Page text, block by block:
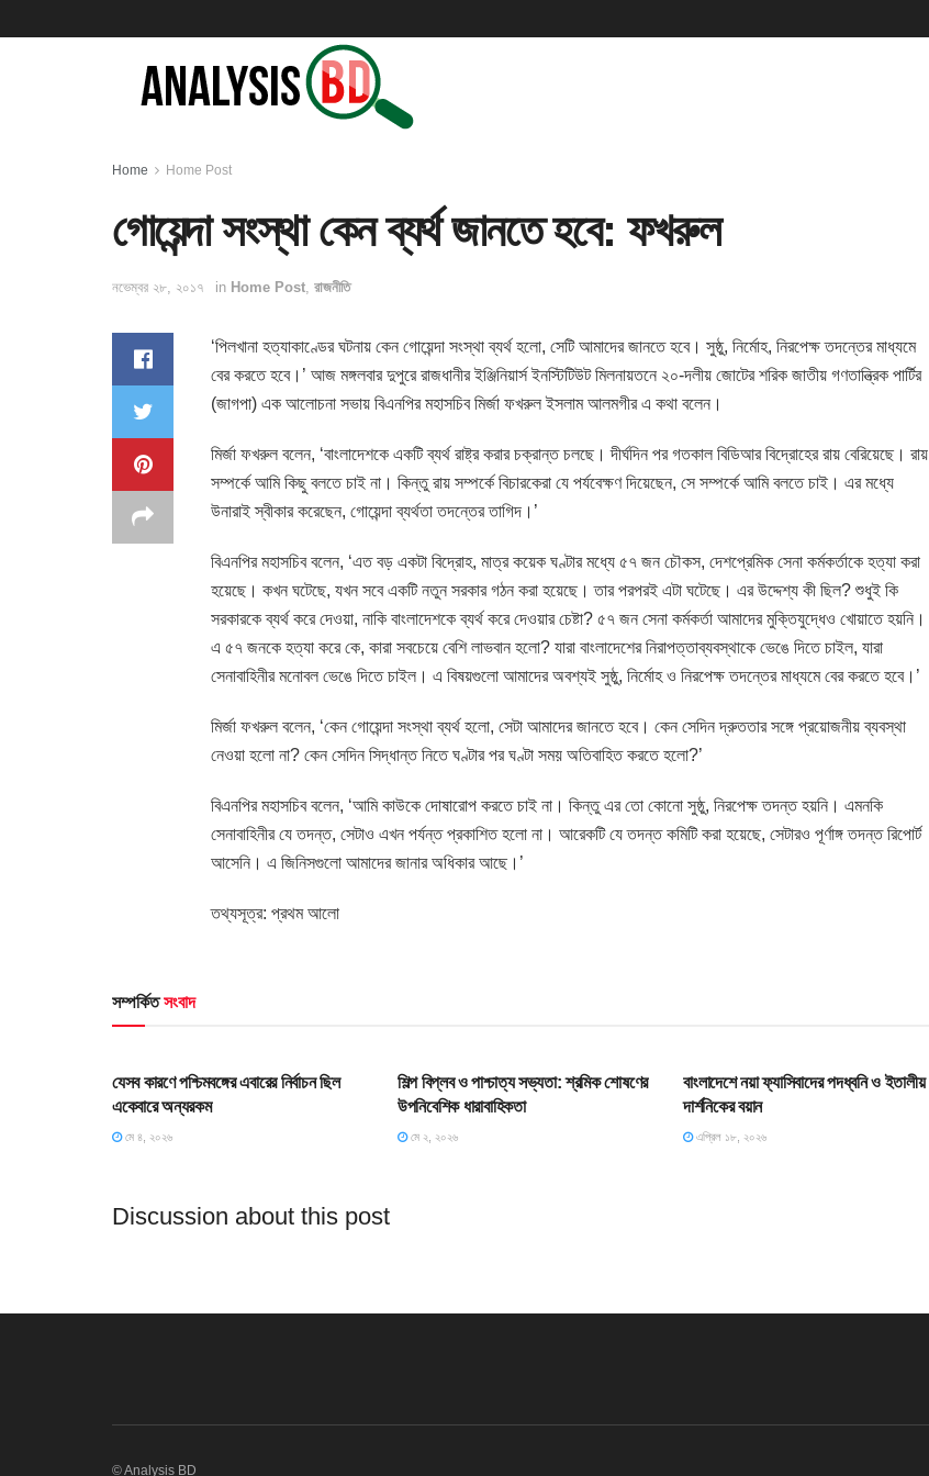
Home Home Post
গোয়েন্দা সংস্থা কেন ব্যর্থ জানতে হবে: ফখরুল
নভেম্বর ২৮, ২০১৭ in Home Post রাজনীতি
‘পিলখানা হত্যাকাণ্ডের ঘটনায় কেন গোয়েন্দা সংস্থা ব্যর্থ হলো, সেটি আমাদের জানতেহবে। সুষ্ঠু, নির্মোহ, নিরপেক্ষ তদন্তের মাধ্যমে
বের করতে হবে।’ আজ মঙ্গলবার দুপুরে রাজধানীর ইঞ্জিনিয়ার্স ইনস্টিটিউট মিলনায়তনে ২০-দলীয় জোটের শরিক জাতীয় গণতান্ত্রিক পার্টির
(জাগপা) এক আলোচনা সভায় বিএনপির মহাসচিব মির্জা ফখরুল ইসলাম আলমগীর এ কথা বলেন।
মির্জা ফখরুল বলেন, ‘বাংলাদেশকে একটি ব্যর্থ রাষ্ট্র করার চক্রান্ত চলছে। দীর্ঘদিন পর গতকাল বিডিআর বিদ্রোহের রায় বেরিয়েছে। রায়
সম্পর্কে আমি কিছু বলতে চাই না। কিন্তু রায় সম্পর্কে বিচারকেরা যে পর্যবেক্ষণ দিয়েছেন, সে সম্পর্কে আমি বলতে চাই। এর মধ্যে
উনারাই স্বীকার করেছেন, গোয়েন্দা ব্যর্থতা তদন্তের তাগিদ।’
বিএনপির মহাসচিব বলেন, ‘এত বড় একটা বিদ্রোহ, মাত্র কয়েক ঘণ্টার মধ্যে ৫৭ জন চৌকস, দেশপ্রেমিক সেনা কর্মকর্তাকে হত্যা করা
হয়েছে। কখন ঘটেছে, যখন সবে একটি নতুন সরকার গঠন করা হয়েছে। তার পরপরই এটা ঘটেছে। এর উদ্দেশ্য কী ছিল? শুধুই কি
সরকারকে ব্যর্থ করে দেওয়া, নাকি বাংলাদেশকে ব্যর্থ করে দেওয়ার চেষ্টা? ৫৭ জন সেনা কর্মকর্তা আমাদের মুক্তিযুদ্ধেও খোয়াতে হয়নি।
এ ৫৭ জনকে হত্যা করে কে, কারা সবচেয়ে বেশি লাভবান হলো? যারা বাংলাদেশের নিরাপত্তাব্যবস্থাকে ভেঙে দিতে চাইল, যারা
সেনাবাহিনীর মনোবল ভেঙে দিতে চাইল। এ বিষয়গুলো আমাদের অবশ্যই সুষ্ঠু, নির্মোহ ও নিরপেক্ষ তদন্তের মাধ্যমে বের করতে হবে।’
মির্জা ফখরুল বলেন, ‘কেন গোয়েন্দা সংস্থা ব্যর্থ হলো, সেটা আমাদের জানতে হবে। কেন সেদিন দ্রুততার সঙ্গে প্রয়োজনীয় ব্যবস্থা
নেওয়া হলো না? কেন সেদিন সিদ্ধান্ত নিতে ঘণ্টার পর ঘণ্টা সময় অতিবাহিত করতে হলো?’
বিএনপির মহাসচিব বলেন, ‘আমি কাউকে দোষারোপ করতে চাই না। কিন্তু এর তো কোনো সুষ্ঠু, নিরপেক্ষ তদন্ত হয়নি। এমনকি
সেনাবাহিনীর যে তদন্ত, সেটাও এখন পর্যন্ত প্রকাশিত হলো না। আরেকটি যে তদন্ত কমিটি করা হয়েছে, সেটারও পূর্ণাঙ্গ তদন্ত রিপোর্ট
আসেনি। এ জিনিসগুলো আমাদের জানার অধিকার আছে।’
তথ্যসূত্র: প্রথম আলো
সম্পর্কিতসংবাদ
যেসব কারণে পশ্চিমবঙ্গের এবারের নির্বাচন ছিল
একেবারে অন্যরকম
মে ৪, ২০২৬
শিল্প বিপ্লব ও পাশ্চাত্য সভ্যতা: শ্রমিক শোষণের
উপনিবেশিক ধারাবাহিকতা
মে ২, ২০২৬
বাংলাদেশে নয়া ফ্যাসিবাদের পদধ্বনি ও ইতালীয়
দার্শনিকের বয়ান
এপ্রিল ১৮, ২০২৬
Discussion about this post
© Analysis BD